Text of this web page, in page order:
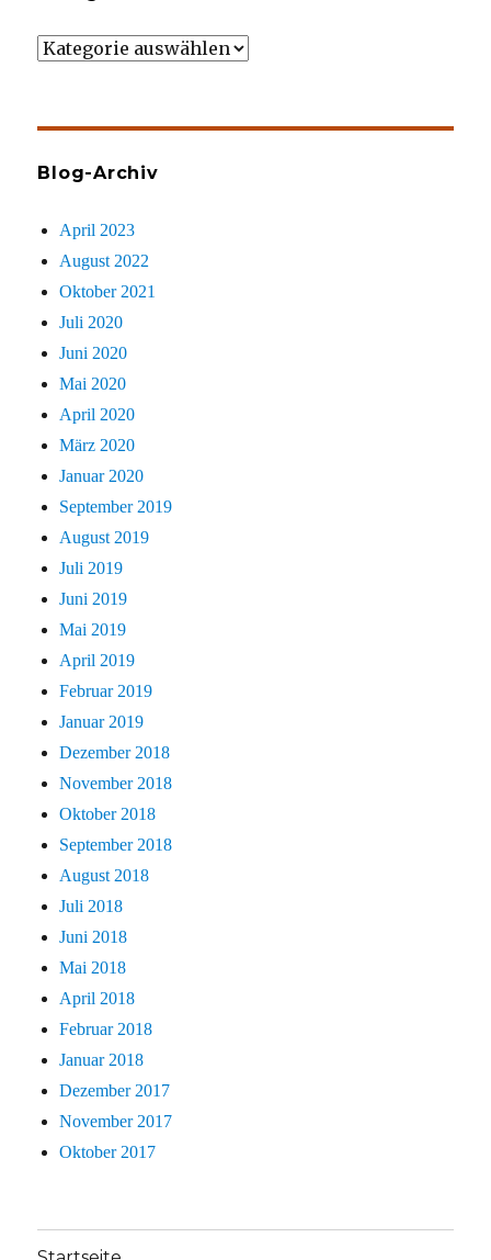
Wer
Blog-Archiv
April 2023
August 2022
Oktober 2021
Juli 2020
Juni 2020
Mai 2020
April 2020
März 2020
Januar 2020
September 2019
August 2019
Juli 2019
Juni 2019
Mai 2019
April 2019
Februar 2019
Januar 2019
Dezember 2018
November 2018
Oktober 2018
September 2018
August 2018
Juli 2018
Juni 2018
Mai 2018
April 2018
Februar 2018
Januar 2018
Dezember 2017
November 2017
Oktober 2017